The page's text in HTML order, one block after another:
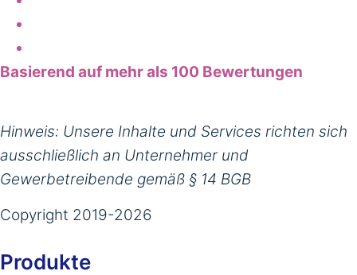
Basierend auf mehr als 100 Bewertungen
Hinweis: Unsere Inhalte und Services richten sich
ausschließlich an Unternehmer und
Gewerbetreibende gemäß § 14 BGB
Copyright 2019-2026
Produkte